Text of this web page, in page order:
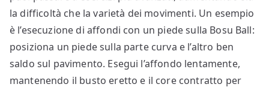
la difficoltà che la varietà dei movimenti. Un esempio
è l’esecuzione di affondi con un piede sulla Bosu Ball:
posiziona un piede sulla parte curva e l’altro ben
saldo sul pavimento. Esegui l’affondo lentamente,
mantenendo il busto eretto e il core contratto per